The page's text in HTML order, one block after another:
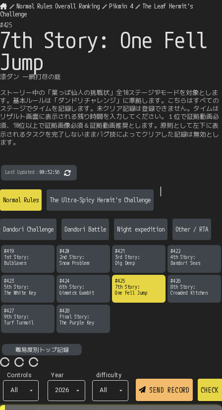
Normal Rules Overall Ranking Pikmin 4
The Leaf Hermit's
Challenge
#425
7th Story: One Fell
Jump
漆ダン 一網打尽の庭
ストーリー中の「葉っぱ仙人の挑戦状」全10ステージ1Pモードを対象としま
す。基本ルールは「ダンドリチャレンジ」に準拠します。こちらはすべての
ステージでタイムを記録します。未クリア記録は登録できません。タイムは
リザルト画面に表示される残り時間を入力してください。１位で証拠動画必
須、10位以上で証拠画像必須＆証拠動画推奨とします。原則として左下に表
示されるタスクを完了しないままバグ技によってクリアした記録は無効とし
ます。
Last Updated ： 00:32:56
Normal Rules The Ultra-Spicy Hermit's Challenge
Dandori Challenge Dandori Battle Night expedition Other / RTA
#419
1st Story:
Bulblaxes
#420
2nd Story:
Snow Problem
#421
3rd Story:
Dig Deep
#422
4th Story:
Dandori Seas
#423
5th Story:
The White Key
#424
6th Story:
Gimmick Gambit
#425
7th Story:
One Fell Jump
#426
8th Story:
Crowded Kitchen
#427
9th Story:
Turf Turmoil
#428
Final Story:
The Purple Key
難易度別トップ記録
Controls
All
Year
2026
difficulty
All SEND RECORD